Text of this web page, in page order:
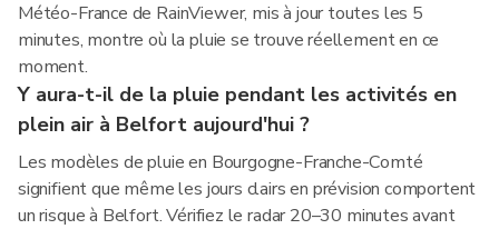
Météo-France de RainViewer, mis à jour toutes les 5
minutes, montre où la pluie se trouve réellement en ce
moment.
Y aura-t-il de la pluie pendant les activités en
plein air à Belfort aujourd'hui ?
Les modèles de pluie en Bourgogne-Franche-Comté
signifient que même les jours clairs en prévision comportent
un risque à Belfort. Vérifiez le radar 20–30 minutes avant